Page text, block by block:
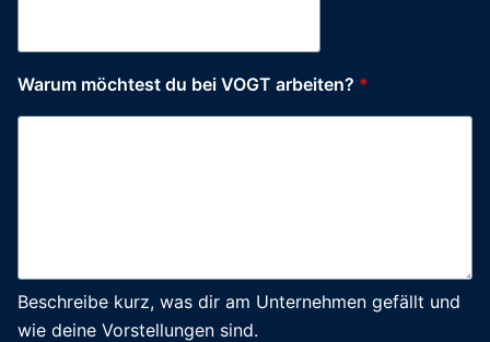
Warum möchtest du bei VOGT arbeiten? *
Beschreibe kurz, was dir am Unternehmen gefällt und
wie deine Vorstellungen sind.